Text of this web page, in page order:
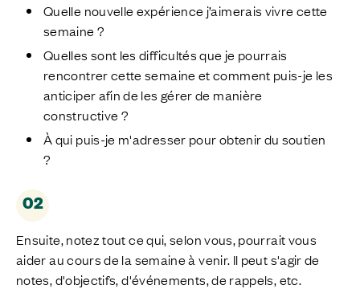
Quelle nouvelle expérience j’aimerais vivre cette
semaine ?
Quelles sont les difficultés que je pourrais
rencontrer cette semaine et comment puis-je les
anticiper afin de les gérer de manière
constructive ?
À qui puis-je m'adresser pour obtenir du soutien
?
02
Ensuite, notez tout ce qui, selon vous, pourrait vous
aider au cours de la semaine à venir. Il peut s'agir de
notes, d'objectifs, d'événements, de rappels, etc.